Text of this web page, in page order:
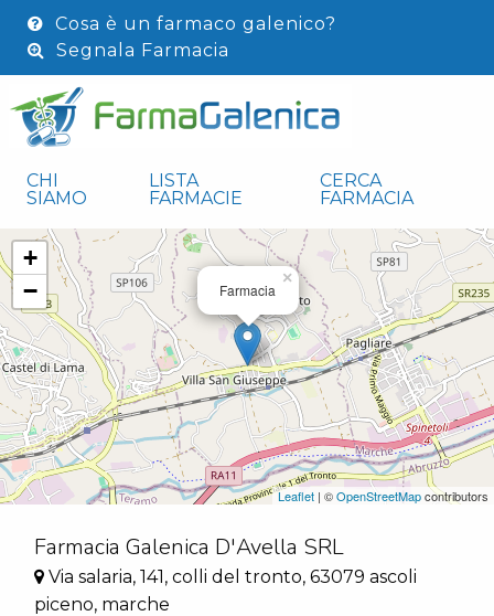
Cosa è un farmaco galenico?
Segnala Farmacia
CHI
SIAMO
LISTA
FARMACIE
CERCA
FARMACIA
Farmacia
×
+
−
Leaflet | ©OpenStreetMapcontributors
Farmacia Galenica D'Avella SRL
Via salaria, 141, colli del tronto, 63079 ascoli
piceno, marche